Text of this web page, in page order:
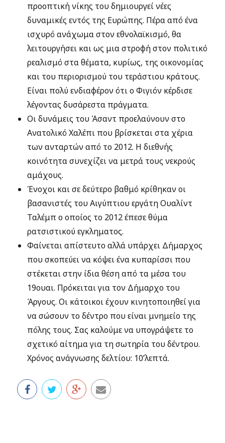
προοπτική νίκης του δημιουργεί νέες
δυναμικές εντός της Ευρώπης. Πέρα από ένα
ισχυρό ανάχωμα στον εθνολαϊκισμό, θα
λειτουργήσει και ως μια στροφή στον πολιτικό
ρεαλισμό στα θέματα, κυρίως, της οικονομίας
και του περιορισμού του τεράστιου κράτους.
Είναι πολύ ενδιαφέρον ότι ο Φιγιόν κέρδισε
λέγοντας δυσάρεστα πράγματα.
Οι δυνάμεις του Άσαντ προελαύνουν στο
Ανατολικό Χαλέπι που βρίσκεται στα χέρια
των ανταρτών από το 2012. Η διεθνής
κοινότητα συνεχίζει να μετρά τους νεκρούς
αμάχους.
Ένοχοι και σε δεύτερο βαθμό κρίθηκαν οι
βασανιστές του Αιγύπτιου εργάτη Ουαλίντ
Ταλέμπ ο οποίος το 2012 έπεσε θύμα
ρατσιστικού εγκληματος.
Φαίνεται απίστευτο αλλά υπάρχει Δήμαρχος
που σκοπεύει να κόψει ένα κυπαρίσσι που
στέκεται στην ίδια θέση από τα μέσα του
19ουαι. Πρόκειται για τον Δήμαρχο του
Άργους. Οι κάτοικοι έχουν κινητοποιηθεί για
να σώσουν το δέντρο που είναι μνημείο της
πόλης τους. Σας καλούμε να υπογράψετε το
σχετικό αίτημα για τη σωτηρία του δέντρου.
Χρόνος ανάγνωσης δελτίου: 10’λεπτά.